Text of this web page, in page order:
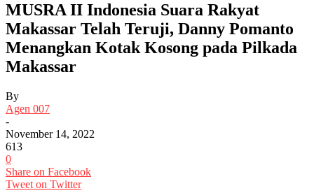
MUSRA II Indonesia Suara Rakyat
Makassar Telah Teruji, Danny Pomanto
Menangkan Kotak Kosong pada Pilkada
Makassar
By
Agen 007
-
November 14, 2022
613
0
Share on Facebook
Tweet on Twitter